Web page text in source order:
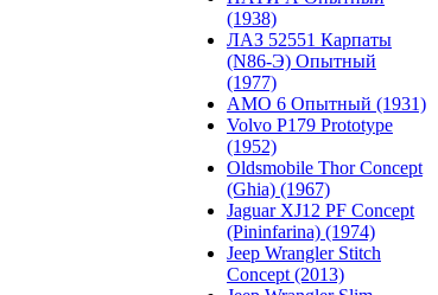
(1938)
ЛАЗ 52551 Карпаты
(N86-Э) Опытный
(1977)
АМО 6 Опытный (1931)
Volvo P179 Prototype
(1952)
Oldsmobile Thor Concept
(Ghia) (1967)
Jaguar XJ12 PF Concept
(Pininfarina) (1974)
Jeep Wrangler Stitch
Concept (2013)